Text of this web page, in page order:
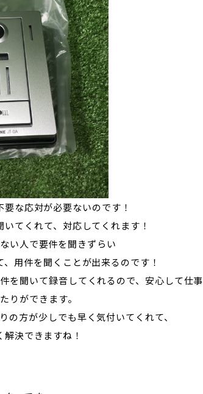
な応対が必要ないのです！
てくれて、対応してくれます！
い人で要件を聞きずらい
用件を聞くことが出来るのです！
を聞いて録音してくれるので、安心して仕事
りができます。
の方が少しでも早く気付いてくれて、
決できますね！